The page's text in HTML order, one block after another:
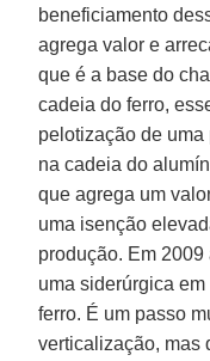
beneficiamento
agrega valor e
que é a base do
cadeia do ferro,
pelotização de
na cadeia do
que agrega um
uma isenção
produção. Em
uma siderúrgica
ferro. É um passo
verticalização, mas